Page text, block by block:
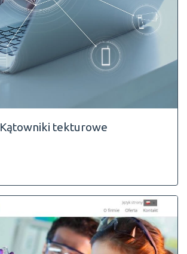
Kątowniki tekturowe